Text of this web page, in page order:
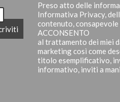
Preso atto delle
Informativa Privacy,
contenuto,
ACCONSENTO
al trattamento dei miei
marketing così come
titolo esemplificativo,
informativo, inviti a